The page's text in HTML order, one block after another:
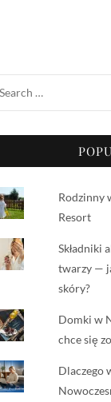
Rodzinny
Resort
Składniki
twarzy —
skóry?
Domki w
chce się
Dlaczego